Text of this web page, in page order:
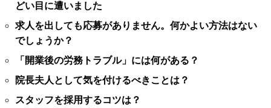
どい目に遭いました
求人を出しても応募がありません。何かよい方法はない
でしょうか？
「開業後の労務トラブル」には何がある？
院長夫人として気を付けるべきことは？
スタッフを採用するコツは？